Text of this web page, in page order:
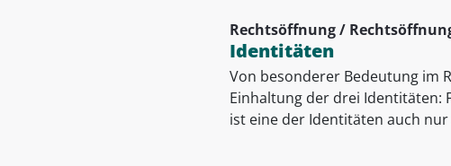
Rechtsöffnung /
Identitäten
Von besonderer Bedeutung im
Einhaltung der drei Identitäten:
ist eine der Identitäten auch nur